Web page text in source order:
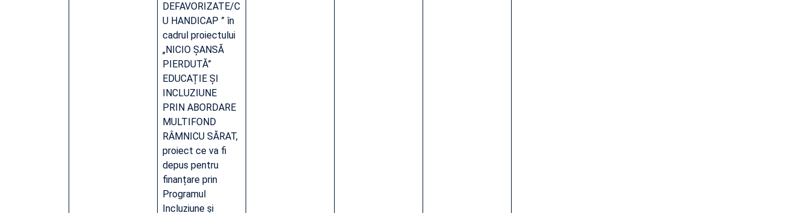
DEFAVORIZATE/C
U HANDICAP ” în
cadrul proiectului
„NICIO ȘANSĂ
PIERDUTĂ”
EDUCAȚIE ȘI
INCLUZIUNE
PRIN ABORDARE
MULTIFOND
RÂMNICU SĂRAT,
proiect ce va fi
depus pentru
finanțare prin
Programul
Incluziune și